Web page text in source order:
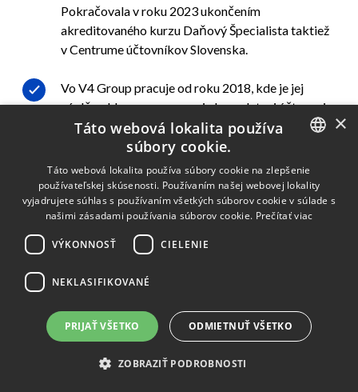
Pokračovala v roku 2023 ukončením
akreditovaného kurzu Daňový Špecialista taktiež
v Centrume účtovníkov Slovenska.
Vo V4 Group pracuje od roku 2018, kde je jej
náplňou hlavne spracovanie kompletnej účtovnej
agendy klientov od nastavenia účtov, spracovanie
DPH, štatistík, poradenstva, podkladov pre banky
až po spracovanie účtovnej závierky a daňového
priznania. Od roku 2021 spracováva aj české
agendy, kde taktiež vedie kompletné účtovníctvo,
DPH až po účtovnú závierku a daňové priznania.
anglický jazyk úroveň B1, poľský jazyk
SLOVAK
ENGLISH
CZECH
×
Táto webová lokalita používa
súbory cookie.
Táto webová lokalita používa súbory cookie na zlepšenie
používateľskej skúsenosti. Používaním našej webovej lokality
vyjadrujete súhlas s používaním všetkých súborov cookie v súlade s
našimi zásadami používania súborov cookie. Prečítať viac
VÝKONNOSŤ CIELENIE
NEKLASIFIKOVANÉ
PRIJAŤ VŠETKO ODMIETNUŤ VŠETKO
ZOBRAZIŤ PODROBNOSTI